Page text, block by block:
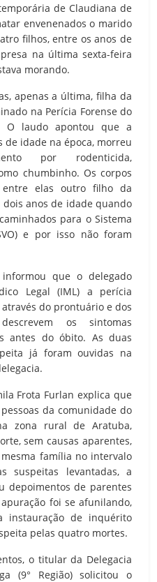
de Claudiana de
envenenados o marido
filhos, entre os anos de
na última sexta-feira
morando.
apenas a última, filha da
na Perícia Forense do
O laudo apontou que a
idade na época, morreu
por rodenticida,
chumbinho. Os corpos
elas outro filho da
anos de idade quando
para o Sistema
e por isso não foram
que o delegado
Legal (IML) a perícia
do prontuário e dos
os sintomas
antes do óbito. As duas
já foram ouvidas na
Frota Furlan explica que
da comunidade do
zona rural de Aratuba,
sem causas aparentes,
família no intervalo
suspeitas levantadas, a
depoimentos de parentes
foi se afunilando,
instauração de inquérito
pelas quatro mortes.
o titular da Delegacia
(9° Região) solicitou o